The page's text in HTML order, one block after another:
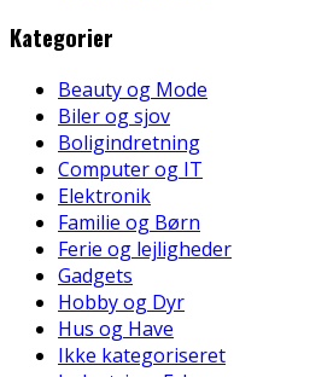
Kategorier
Beauty og Mode
Biler og sjov
Boligindretning
Computer og IT
Elektronik
Familie og Børn
Ferie og lejligheder
Gadgets
Hobby og Dyr
Hus og Have
Ikke kategoriseret